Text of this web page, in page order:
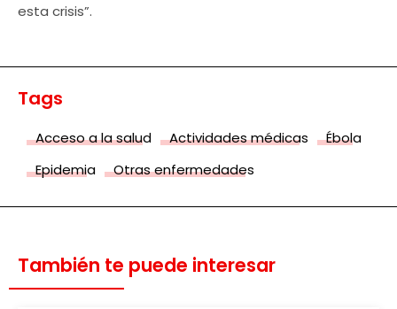
esta crisis”.
Tags
Acceso a la salud Actividades médicas
Ébola
Epidemia
Otras enfermedades
También te puede interesar